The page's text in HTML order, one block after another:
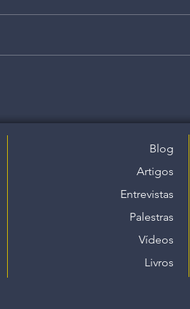
Blog
Artigos
Entrevistas
Palestras
Vídeos
Livros